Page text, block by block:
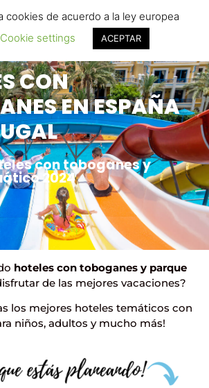
Toboganes .ORG
CON
EN ESPAÑA
con toboganes y
2024
hoteles con toboganes y parque
de las mejores vacaciones?
los mejores hoteles temáticos con
niños, adultos y mucho más!
cookies de acuerdo a la ley europea
Cookie settings ACEPTAR